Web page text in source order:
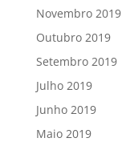
Novembro 2019
Outubro 2019
Setembro 2019
Julho 2019
Junho 2019
Maio 2019